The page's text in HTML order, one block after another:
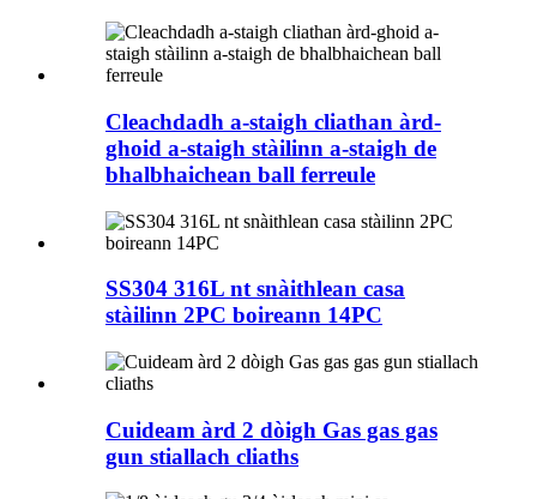
Cleachdadh a-staigh cliathan àrd-
ghoid a-staigh stàilinn a-staigh de
bhalbhaichean ball ferreule
SS304 316L nt snàithlean casa
stàilinn 2PC boireann 14PC
Cuideam àrd 2 dòigh Gas gas gas
gun stiallach cliaths